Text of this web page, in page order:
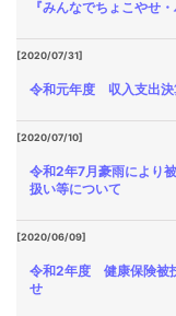
『みんなでちょこやせ
[2020/07/31]
令和元年度 収入支出決
[2020/07/10]
令和2年7月豪雨により
扱い等について
[2020/06/09]
令和2年度 健康保険被
せ